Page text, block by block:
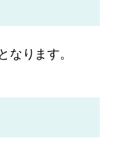
なります。